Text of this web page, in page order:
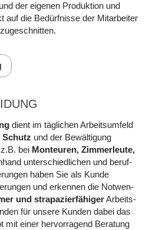
der eigenen Pro­duktion und
auf die Be­dürf­nisse der Mit­arbeiter
dient im täglichen Arbeits­umfeld
und der Be­wälti­gung
bei Mon­teuren, Zimmer­leute,
unter­schied­lichen und beruf­
haben Sie als Kunde
und er­kennen die Not­wen­
und strapa­zier­fähigerArbeits­
für unsere Kunden dabei das
mit einer hervor­ragend Be­ra­tung